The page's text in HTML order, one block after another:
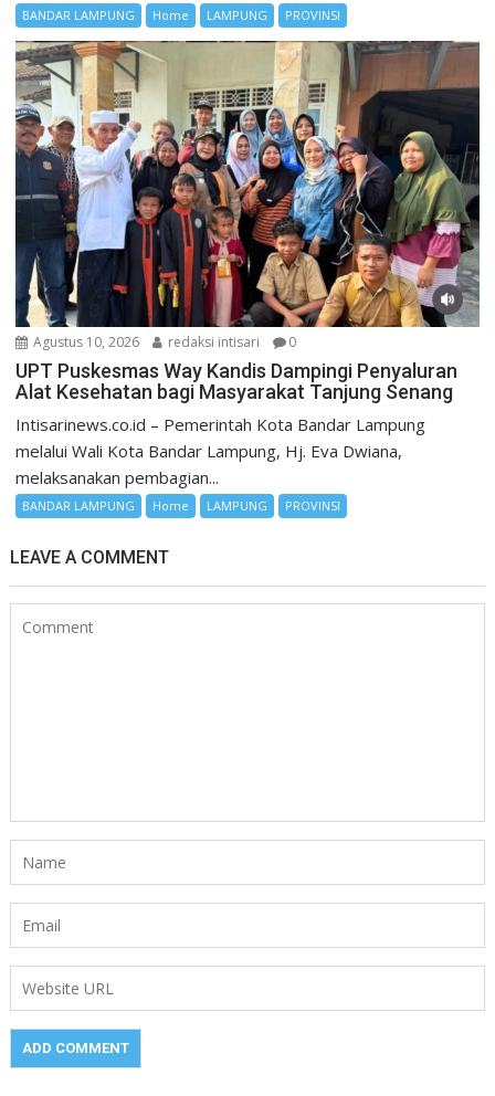
BANDAR LAMPUNG Home LAMPUNG PROVINSI
Agustus 10, 2026 redaksi intisari 0
UPT Puskesmas Way Kandis Dampingi Penyaluran
Alat Kesehatan bagi Masyarakat Tanjung Senang
Intisarinews.co.id – Pemerintah Kota Bandar Lampung
melalui Wali Kota Bandar Lampung, Hj. Eva Dwiana,
melaksanakan pembagian...
BANDAR LAMPUNG Home LAMPUNG PROVINSI
LEAVE A COMMENT